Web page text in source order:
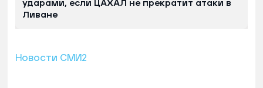
ударами, если ЦАХАЛ не прекратит атаки в
Ливане
Новости СМИ2